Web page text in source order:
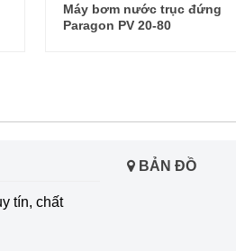
Máy bơm nước trục đứng
Paragon PV 120
miền Bắc
BẢN ĐỒ